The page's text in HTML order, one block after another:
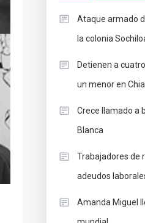
Ataque armado
la colonia
Detienen a
un menor en
Crece llamado a
Blanca
Trabajadores de
adeudos
Amanda Miguel